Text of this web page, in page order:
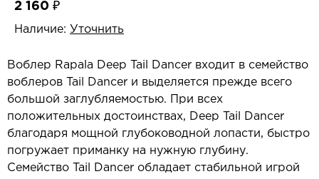
2 160 ₽
Наличие: Уточнить
Воблер Rapala Deep Tail Dancer входит в семейство
воблеров Tail Dancer и выделяется прежде всего
большой заглубляемостью. При всех
положительных достоинствах, Deep Tail Dancer
благодаря мощной глубоководной лопасти, быстро
погружает приманку на нужную глубину.
Семейство Tail Dancer обладает стабильной игрой